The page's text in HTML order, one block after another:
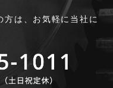
方は、お気軽に当社に